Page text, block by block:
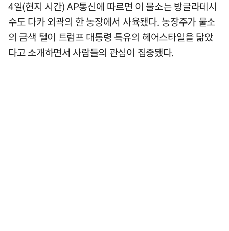
4일(현지 시간) AP통신에 따르면 이 물소는 방글라데시
수도 다카 외곽의 한 농장에서 사육됐다. 농장주가 물소
의 금색 털이 트럼프 대통령 특유의 헤어스타일을 닮았
다고 소개하면서 사람들의 관심이 집중됐다.